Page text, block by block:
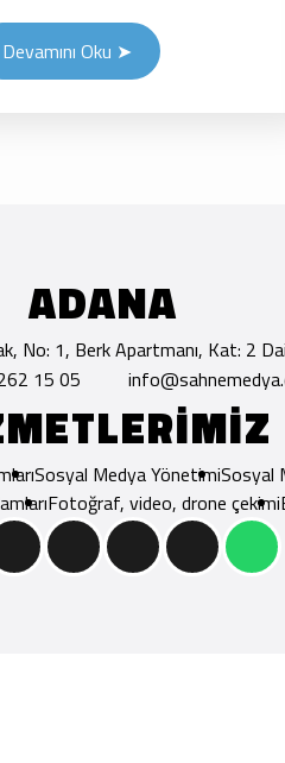
Devamını Oku ➤
ADANA
No: 1, Berk Apartmanı, Kat: 2
15 05
Sosyal Medya YönetimiSosyal
Fotoğraf, video, drone çekimi